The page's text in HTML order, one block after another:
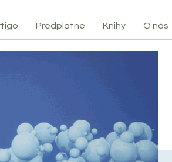
Predplatné Knihy O nás